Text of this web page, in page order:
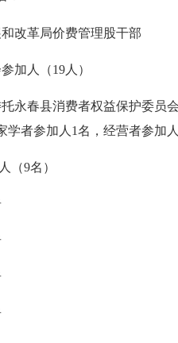
革局价费管理股干部
人（19人）
春县消费者权益保护委员会
学者参加人1名，经营者参加
9名）